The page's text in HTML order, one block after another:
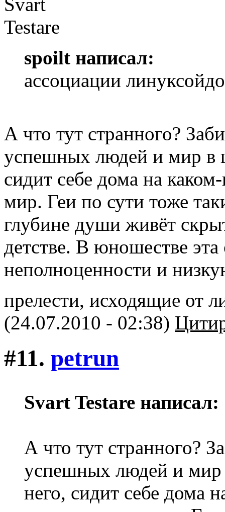
spoilt написал:
ассоциации
А что тут странного?
успешных людей и мир в
сидит себе дома на
мир. Геи по сути тоже
глубине души живёт
детстве. В юношестве
неполноценности и
прелести, исходящие от
(24.07.2010 - 02:38)
#11. petrun
Svart Testare написал:
А что тут странного?
успешных людей и
него, сидит себе дома